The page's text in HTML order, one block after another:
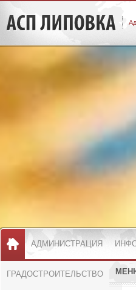
АДМИНИСТРАЦИЯ
ГРАДОСТРОИТЕЛЬСТВО